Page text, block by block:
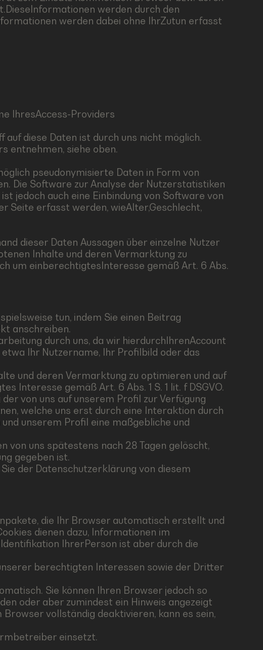
werden durch den
werden dabei ohne IhrZutun erfasst
IhresAccess-Providers
diese Daten ist durch uns nicht möglich.
entnehmen, siehe oben.
pseudonymisierte Daten in Form von
Die Software zur Analyse der Nutzerstatistiken
jedoch auch eine Einbindung von Software von
Seite erfasst werden, wieAlter,Geschlecht,
dieser Daten Aussagen über einzelne Nutzer
Inhalte und deren Vermarktung zu
um einberechtigtesInteresse gemäß Art. 6 Abs.
tun, indem Sie einen Beitrag
anschreiben.
durch uns, da wir hierdurchIhrenAccount
Ihr Nutzername, Ihr Profilbild oder das
und deren Vermarktung zu optimieren und auf
Interesse gemäß Art. 6 Abs. 1 S. 1 lit. f DSGVO.
von uns auf unserem Profil zur Verfügung
welche uns erst durch eine Interaktion durch
unserem Profil eine maßgebliche und
von uns spätestens nach 28 Tagen gelöscht,
gegeben ist.
der Datenschutzerklärung von diesem
die Ihr Browser automatisch erstellt und
dienen dazu, Informationen im
IhrerPerson ist aber durch die
berechtigten Interessen sowie der Dritter
Sie können Ihren Browser jedoch so
oder aber zumindest ein Hinweis angezeigt
vollständig deaktivieren, kann es sein,
einsetzt.